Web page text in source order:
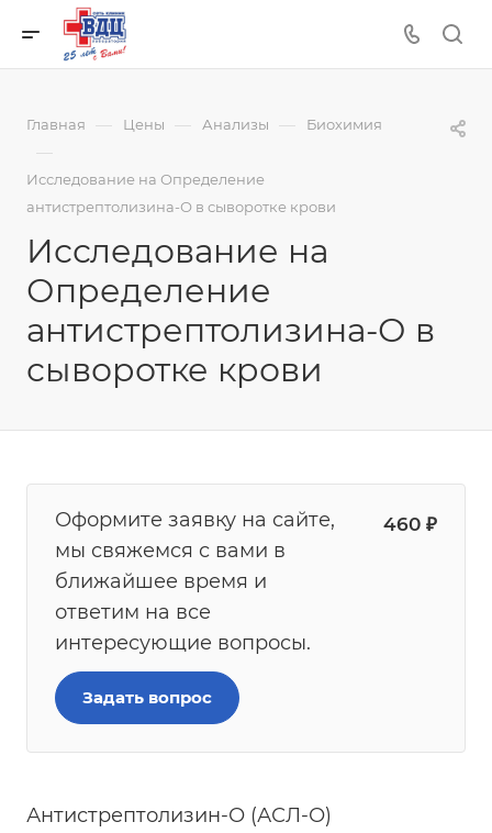
Главная — Цены — Анализы — Биохимия
—
Исследование на Определение
антистрептолизина-О в сыворотке крови
Исследование на
Определение
антистрептолизина-О в
сыворотке крови
Оформите заявку на сайте,
мы свяжемся с вами в
ближайшее время и
ответим на все
интересующие вопросы.
460 ₽
Задать вопрос
Антистрептолизин-О (АСЛ-О)